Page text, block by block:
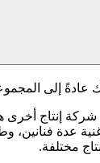
إلى
إنتاج أخرى
عدة
مختلفة.